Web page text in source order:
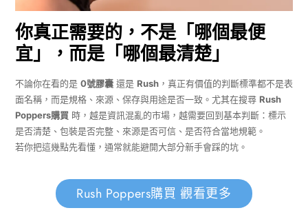
你真正需要的，不是「哪個最便
宜」，而是「哪個最清楚」
不論你在看的是 0號膠囊還是 Rush，真正有價值的判斷標準都不是表
面名稱，而是規格、來源、保存與用途是否一致。尤其在搜尋 Rush
Poppers購買 時，越是資訊混亂的市場，越需要回到基本判斷：標示
是否清楚、包裝是否完整、來源是否可信、是否符合當地規範。
若你把這幾點先看懂，通常就能避開大部分新手會踩的坑。
Rush Poppers購買 觀看更多